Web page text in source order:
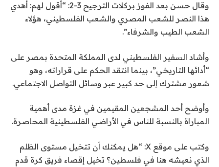
وقال حسن بعد الفوز بركلات الترجيح 3-2: “أقول لهم: أهدي
هذا النصر للشعب المصري والشعب الفلسطيني، هؤلاء
الشعب الطيب والشرفاء”.
وأشاد السفير الفلسطيني لدى المملكة المتحدة بمصر على
“أدائها التاريخي”، بينما انتقد الحكم على قراراته، وهو
شعور مشترك إلى حد كبير عبر وسائل التواصل الاجتماعي.
وأوضح أحد المشجعين المقيمين في غزة مدى أهمية
المباراة بالنسبة للناس في الأراضي الفلسطينية المحاصرة.
وكتب على موقع X: “هل يمكنك أن تتخيل مستوى الظلم
الذي نعيشه هنا في فلسطين؟ تخيل إقصاء فريق كرة قدم